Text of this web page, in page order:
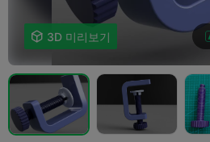
 3D 미리보기